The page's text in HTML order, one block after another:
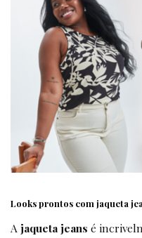
Looks prontos com jaqueta
A jaqueta jeans é